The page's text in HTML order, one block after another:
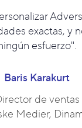
exactas, y
esfuerzo".
Baris Karakurt
de ventas
Medier,